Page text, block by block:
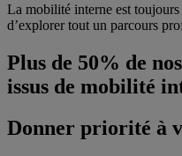
La mobilité interne est
d’explorer tout un parcours
Plus de 50% de
issus de mobilité
Donner priorité à